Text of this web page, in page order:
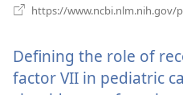
https://www.ncbi.nlm.nih.gov/
Defining the role of
factor VII in pediatric